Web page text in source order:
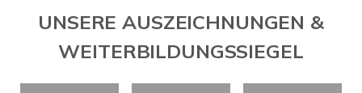
UNSERE AUSZEICHNUNGEN &
WEITERBILDUNGSSIEGEL